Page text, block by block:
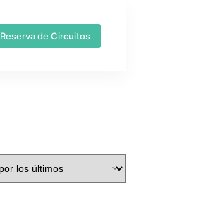
Reserva de Circuitos